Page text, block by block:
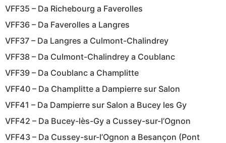
VFF35 – Da Richebourg a Faverolles
VFF36 – Da Faverolles a Langres
VFF37 – Da Langres a Culmont-Chalindrey
VFF38 – Da Culmont-Chalindrey a Coublanc
VFF39 – Da Coublanc a Champlitte
VFF40 – Da Champlitte a Dampierre sur Salon
VFF41 – Da Dampierre sur Salon a Bucey les Gy
VFF42 – Da Bucey-lès-Gy a Cussey-sur-l’Ognon
VFF43 – Da Cussey-sur-l’Ognon a Besançon (Pont